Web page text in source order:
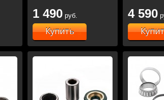
TC85/125/250
FC250/350/450
1 490 руб.
Купить
10, SX-
4 590